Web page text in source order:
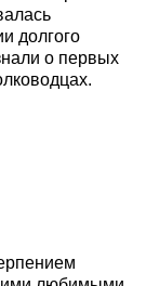
долгого
о первых